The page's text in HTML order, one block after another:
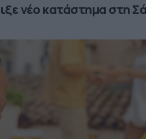
νέο κατάστημα στη